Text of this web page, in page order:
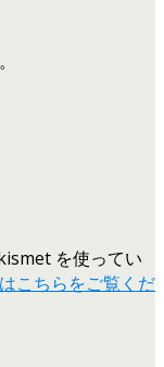
を使ってい
こちらをご覧くだ